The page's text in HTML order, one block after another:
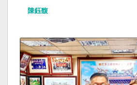
陳鈺馥